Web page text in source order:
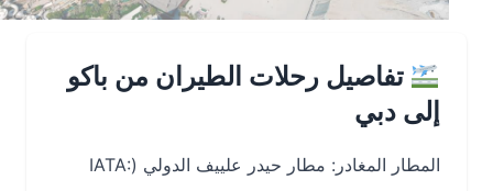
تفاصيل رحلات الطيران من باكو
إلى دبي
المطار المغادر: مطار حيدر علييف الدولي (IATA: